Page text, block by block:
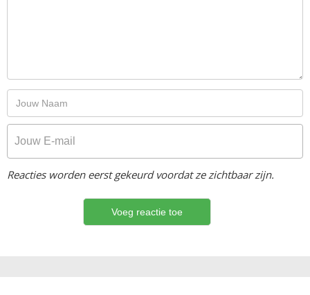
Reacties worden eerst gekeurd voordat ze zichtbaar zijn.